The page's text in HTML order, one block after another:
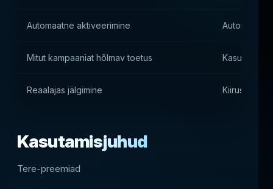
Automaatne aktiveerimine
Mitut kampaaniat hõlmav toetus Kasutamine
Reaalajas jälgimine Kiiruse
Kasutamisjuhud
Tere-preemiad